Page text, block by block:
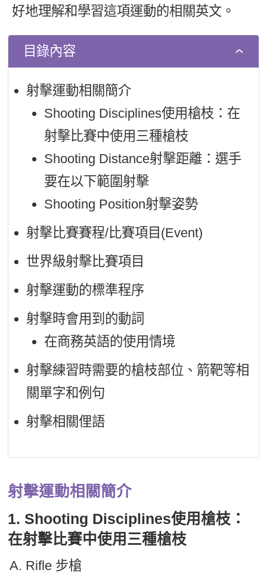
英文寫作
TED Talks
CNN聽力強化
新聞英文
好地理解和學習這項運動的相關英文。
目錄內容
射擊運動相關簡介
Shooting Disciplines使用槍枝：在
射擊比賽中使用三種槍枝
Shooting Distance射擊距離：選手
要在以下範圍射擊
Shooting Position射擊姿勢
射擊比賽賽程/比賽項目(Event)
世界級射擊比賽項目
射擊運動的標準程序
射擊時會用到的動詞
在商務英語的使用情境
射擊練習時需要的槍枝部位、箭靶等相
關單字和例句
射擊相關俚語
射擊運動相關簡介
1. Shooting Disciplines使用槍枝：
在射擊比賽中使用三種槍枝
Rifle 步槍